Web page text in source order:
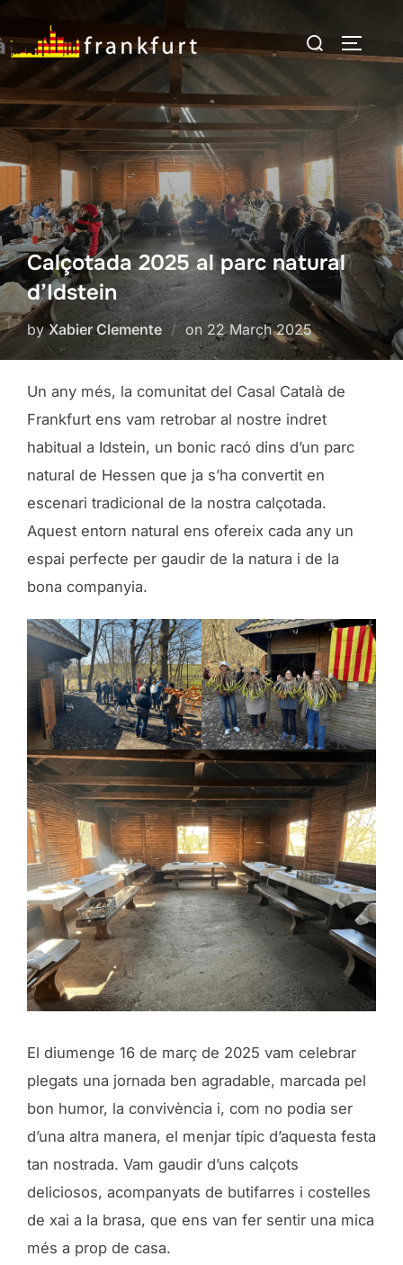
to
content
Search
for:
Calçotada 2025 al parc natural
d’Idstein
byXabier Clemente onPosted
on
22 March 2025
Un any més, la comunitat del Casal Català de
Frankfurt ens vam retrobar al nostre indret
habitual a Idstein, un bonic racó dins d’un parc
natural de Hessen que ja s’ha convertit en
escenari tradicional de la nostra calçotada.
Aquest entorn natural ens ofereix cada any un
espai perfecte per gaudir de la natura i de la
bona companyia.
El diumenge 16 de març de 2025 vam celebrar
plegats una jornada ben agradable, marcada pel
bon humor, la convivència i, com no podia ser
d’una altra manera, el menjar típic d’aquesta festa
tan nostrada. Vam gaudir d’uns calçots
deliciosos, acompanyats de butifarres i costelles
de xai a la brasa, que ens van fer sentir una mica
més a prop de casa.